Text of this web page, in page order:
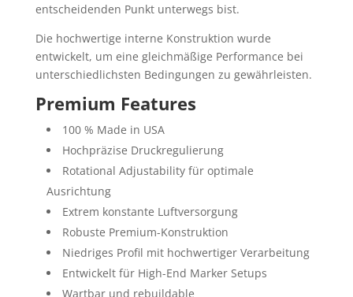
entscheidenden Punkt unterwegs bist.
Die hochwertige interne Konstruktion wurde
entwickelt, um eine gleichmäßige Performance bei
unterschiedlichsten Bedingungen zu gewährleisten.
Premium Features
100 % Made in USA
Hochpräzise Druckregulierung
Rotational Adjustability für optimale
Ausrichtung
Extrem konstante Luftversorgung
Robuste Premium-Konstruktion
Niedriges Profil mit hochwertiger Verarbeitung
Entwickelt für High-End Marker Setups
Wartbar und rebuildable